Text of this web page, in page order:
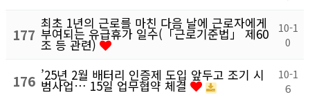
177
최초 1년의 근로를 마친 다음 날에 근로자에게
부여되는 유급휴가 일수(「근로기준법」 제60
조 등 관련)
10-1
0
176 ’25년 2월 배터리 인증제 도입 앞두고 조기 시
범사업… 15일 업무협약 체결
10-1
6